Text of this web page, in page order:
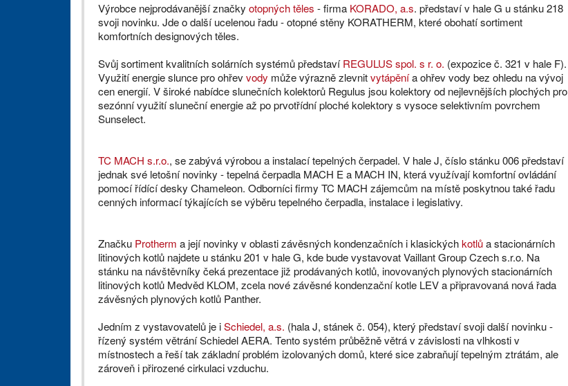
Výrobce nejprodávanější značky otopných těles - firma KORADO, a.s. představí v hale G u stánku 218
svoji novinku. Jde o další ucelenou řadu - otopné stěny KORATHERM, které obohatí sortiment
komfortních designových těles.
Svůj sortiment kvalitních solárních systémů představíREGULUS spol. s r. o. (expozice č. 321 v hale F).
Využití energie slunce pro ohřevvody může výrazně zlevnitvytápěnía ohřev vody bez ohledu na vývoj
cen energií. V široké nabídce slunečních kolektorů Regulus jsou kolektory od nejlevnějších plochých pro
sezónní využití sluneční energie až po prvotřídní ploché kolektory s vysoce selektivním povrchem
Sunselect.
TC MACH s.r.o., se zabývá výrobou a instalací tepelných čerpadel. V hale J, číslo stánku 006 představí
jednak své letošní novinky - tepelná čerpadla MACH E a MACH IN, která využívají komfortní ovládání
pomocí řídící desky Chameleon. Odborníci firmy TC MACH zájemcům na místě poskytnou také řadu
cenných informací týkajících se výběru tepelného čerpadla, instalace i legislativy.
Značku Protherm a její novinky v oblasti závěsných kondenzačních i klasickýchkotlůa stacionárních
litinových kotlů najdete u stánku 201 v hale G, kde bude vystavovat Vaillant Group Czech s.r.o. Na
stánku na návštěvníky čeká prezentace již prodávaných kotlů, inovovaných plynových stacionárních
litinových kotlů Medvěd KLOM, zcela nové závěsné kondenzační kotle LEV a připravovaná nová řada
závěsných plynových kotlů Panther.
Jedním z vystavovatelů je iSchiedel, a.s. (hala J, stánek č. 054), který představí svoji další novinku -
řízený systém větrání Schiedel AERA. Tento systém průběžně větrá v závislosti na vlhkosti v
místnostech a řeší tak základní problém izolovaných domů, které sice zabraňují tepelným ztrátám, ale
zároveň i přirozené cirkulaci vzduchu.